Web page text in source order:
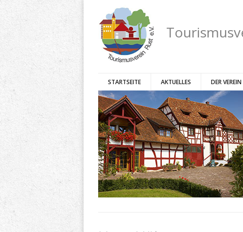
STARTSEITE AKTUELLES DER VEREIN